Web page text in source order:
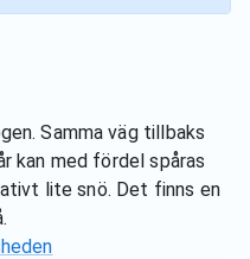
Samma väg tillbaks
kan med fördel spåras
lite snö. Det finns en